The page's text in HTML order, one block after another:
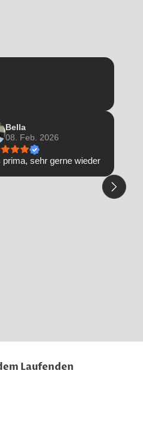
Bella
08. Feb. 2026
prima, sehr gerne wieder
Laufenden